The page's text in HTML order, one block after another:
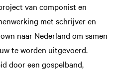
van componist en
met schrijver en
naar Nederland om samen
te worden uitgevoerd.
door een gospelband,